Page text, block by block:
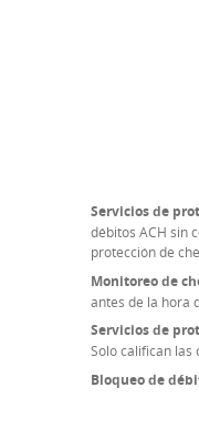
Servicios de
débitos ACH sin
protección de
Monitoreo de
antes de la hora
Servicios de
Solo califican las
Bloqueo de